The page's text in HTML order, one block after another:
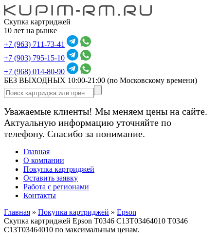
Скупка картриджей
10 лет на рынке
+7 (963) 711-73-41
+7 (903) 795-15-10
+7 (968) 014-80-90
БЕЗ ВЫХОДНЫХ 10:00-21:00 (по Московскому времени)
Уважаемые клиенты! Мы меняем цены на сайте.
Актуальную информацию уточняйте по
телефону. Спасибо за понимание.
Главная
О компании
Покупка картриджей
Оставить заявку
Работа с регионами
Контакты
Главная » Покупка картриджей » Epson
Скупка картриджей Epson T0346 С13T03464010 T0346
С13T03464010 по максимальным ценам.